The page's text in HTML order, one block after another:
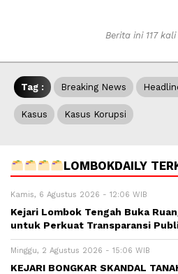
Berita ini 117
Tag : Breaking News
Kasus Kasus Korupsi
LOMBOKDAILY
Kamis, 6 Agustus 2026 - 12:06 WIB
Kejari Lombok Tengah Buka
untuk Perkuat Transparansi
Minggu, 2 Agustus 2026 - 15:06 WIB
KEJARI BONGKAR SKANDAL